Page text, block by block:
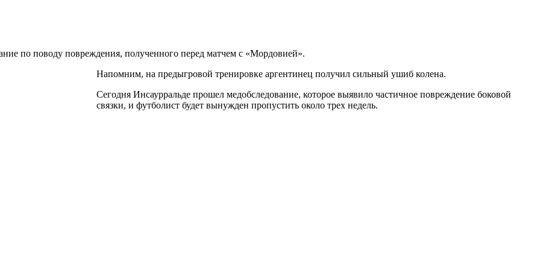
по поводу повреждения, полученного перед матчем с «Мордовией».
Напомним, на предыгровой тренировке аргентинец получил сильный ушиб колена.
Сегодня Инсаурральде прошел медобследование, которое выявило частичное повреждение боковой
связки, и футболист будет вынужден пропустить около трех недель.